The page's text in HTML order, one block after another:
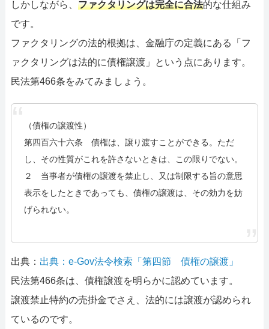
しかしながら、 ファクタリングは完全に合法的な仕組み
です。
ファクタリングの法的根拠は、金融庁の定義にある「フ
ァクタリングは法的に債権譲渡」という点にあります。
民法第466条をみてみましょう。
（債権の譲渡性）
第四百六十六条 債権は、譲り渡すことができる。ただ
し、その性質がこれを許さないときは、この限りでない。
２ 当事者が債権の譲渡を禁止し、又は制限する旨の意思
表示をしたときであっても、債権の譲渡は、その効力を妨
げられない。
出典： 出典：e-Gov法令検索「第四節 債権の譲渡」
民法第466条は、債権譲渡を明らかに認めています。
譲渡禁止特約の売掛金でさえ、法的には譲渡が認められ
ているのです。